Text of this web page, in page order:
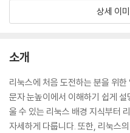
상세 이
소개
리눅스에 처음 도전하는 분을 위
문자 눈높이에서 이해하기 쉽게
울 수 있는 리눅스 배경 지식부터
자세하게 다룹니다. 또한, 리눅스